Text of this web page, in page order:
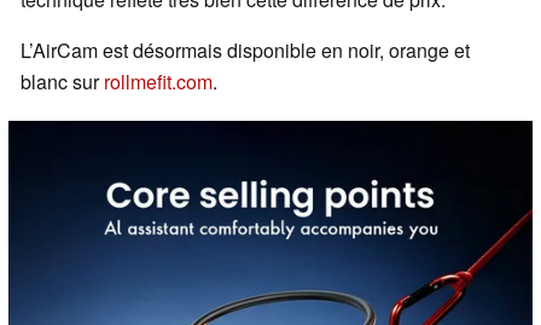
L’AirCam est désormais disponible en noir, orange et
blanc surrollmefit.com.